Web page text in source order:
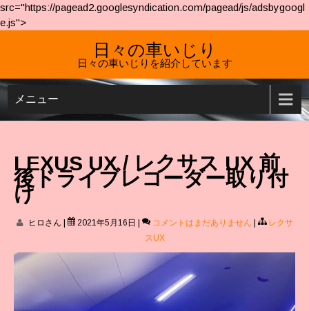
src="https://pagead2.googlesyndication.com/pagead/js/adsbygoogl
e.js">
日々の車いじり
日々の車いじりを紹介しています
メニュー
LEXUS UX / レクサス UX 前
後ドライブレコーダー取り付
け
ヒロさん 2021年5月16日 コメントはまだありません
レクサ
スUX